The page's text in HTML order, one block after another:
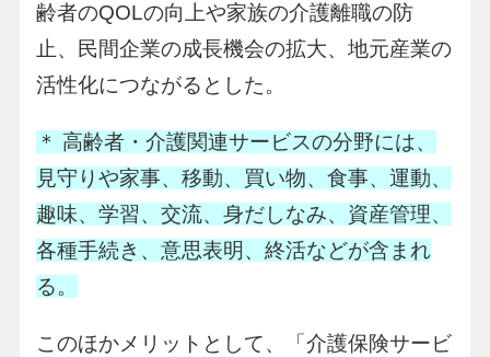
齢者のQOLの向上や家族の介護離職の防
止、民間企業の成長機会の拡大、地元産業の
活性化につながるとした。
＊ 高齢者・介護関連サービスの分野には、
見守りや家事、移動、買い物、食事、運動、
趣味、学習、交流、身だしなみ、資産管理、
各種手続き、意思表明、終活などが含まれ
る。
このほかメリットとして、「介護保険サービ